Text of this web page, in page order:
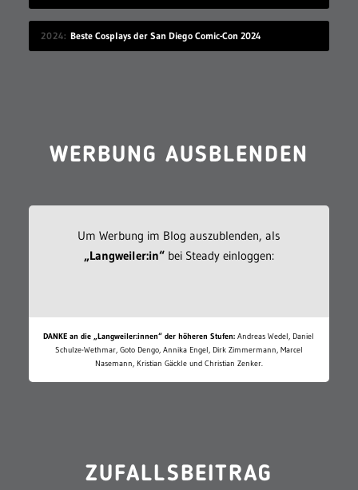
2024 Beste Cosplays der San Diego Comic-Con 2024
WERBUNG AUSBLENDEN
Um Werbung im Blog auszublenden, als
„Langweiler:in“bei Steady einloggen:
DANKE an die „Langweiler:innen“ der höheren Stufen: Andreas Wedel, Daniel
Schulze-Wethmar, Goto Dengo, Annika Engel, Dirk Zimmermann, Marcel
Nasemann, Kristian Gäckle und Christian Zenker.
ZUFALLSBEITRAG